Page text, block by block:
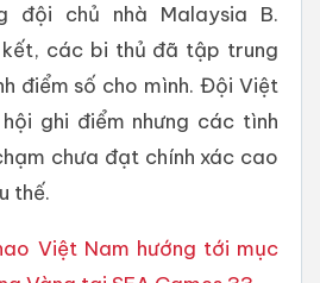
đội chủ nhà Malaysia B.
kết, các bi thủ đã tập trung
điểm số cho mình. Đội Việt
ghi điểm nhưng các tình
chưa đạt chính xác cao
thế.
Việt Nam hướng tới mục